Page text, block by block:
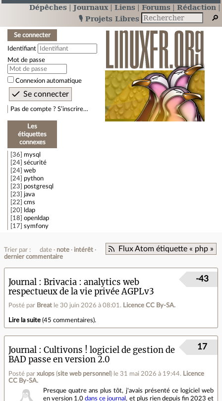
Dépêches Journaux Liens Forums
Rédaction
🎙️ Projets Libres
Se connecter
Identifiant
Mot de passe
Connexion automatique
Pas de compte ? S’inscrire…
Les
étiquettes
connexes
36
mysql
24
sécurité
24
web
24
python
23
postgresql
23
java
22
cms
20
ldap
18
openldap
17
symfony
Flux Atom étiquette « php »
Trier par : date note
intérêt
dernier commentaire
Journal
Brivacia : analytics web
respectueux de la vie privée AGPLv3
Posté par Breat le 30 juin 2026 à 08:01 . Licence CC By‑SA.
-43
Lire la suite (45 commentaires).
Journal
Cultivons ! logiciel de gestion de
BAD passe en version 2.0
Posté par xulops (site web personnel ) le 31 mai 2026 à 19:44. Licence
CC By‑SA.
17
Presque quatre ans plus tôt, j'avais présenté ce logiciel web
en version 1.0dans ce journal , et plus rien depuis fin 2023 et